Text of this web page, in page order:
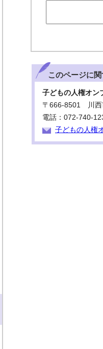
このページに関
子どもの人権オン
〒666-8501 川
電話：072-740-
子どもの人権